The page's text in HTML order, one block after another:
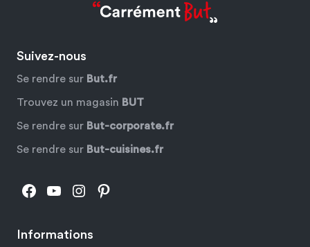
Informations
Suivez-nous
Se rendre sur But.fr
Trouvez un magasin BUT
Se rendre sur But-corporate.fr
Se rendre sur But-cuisines.fr
Facebook
YouTube
Instagram
Pinterest